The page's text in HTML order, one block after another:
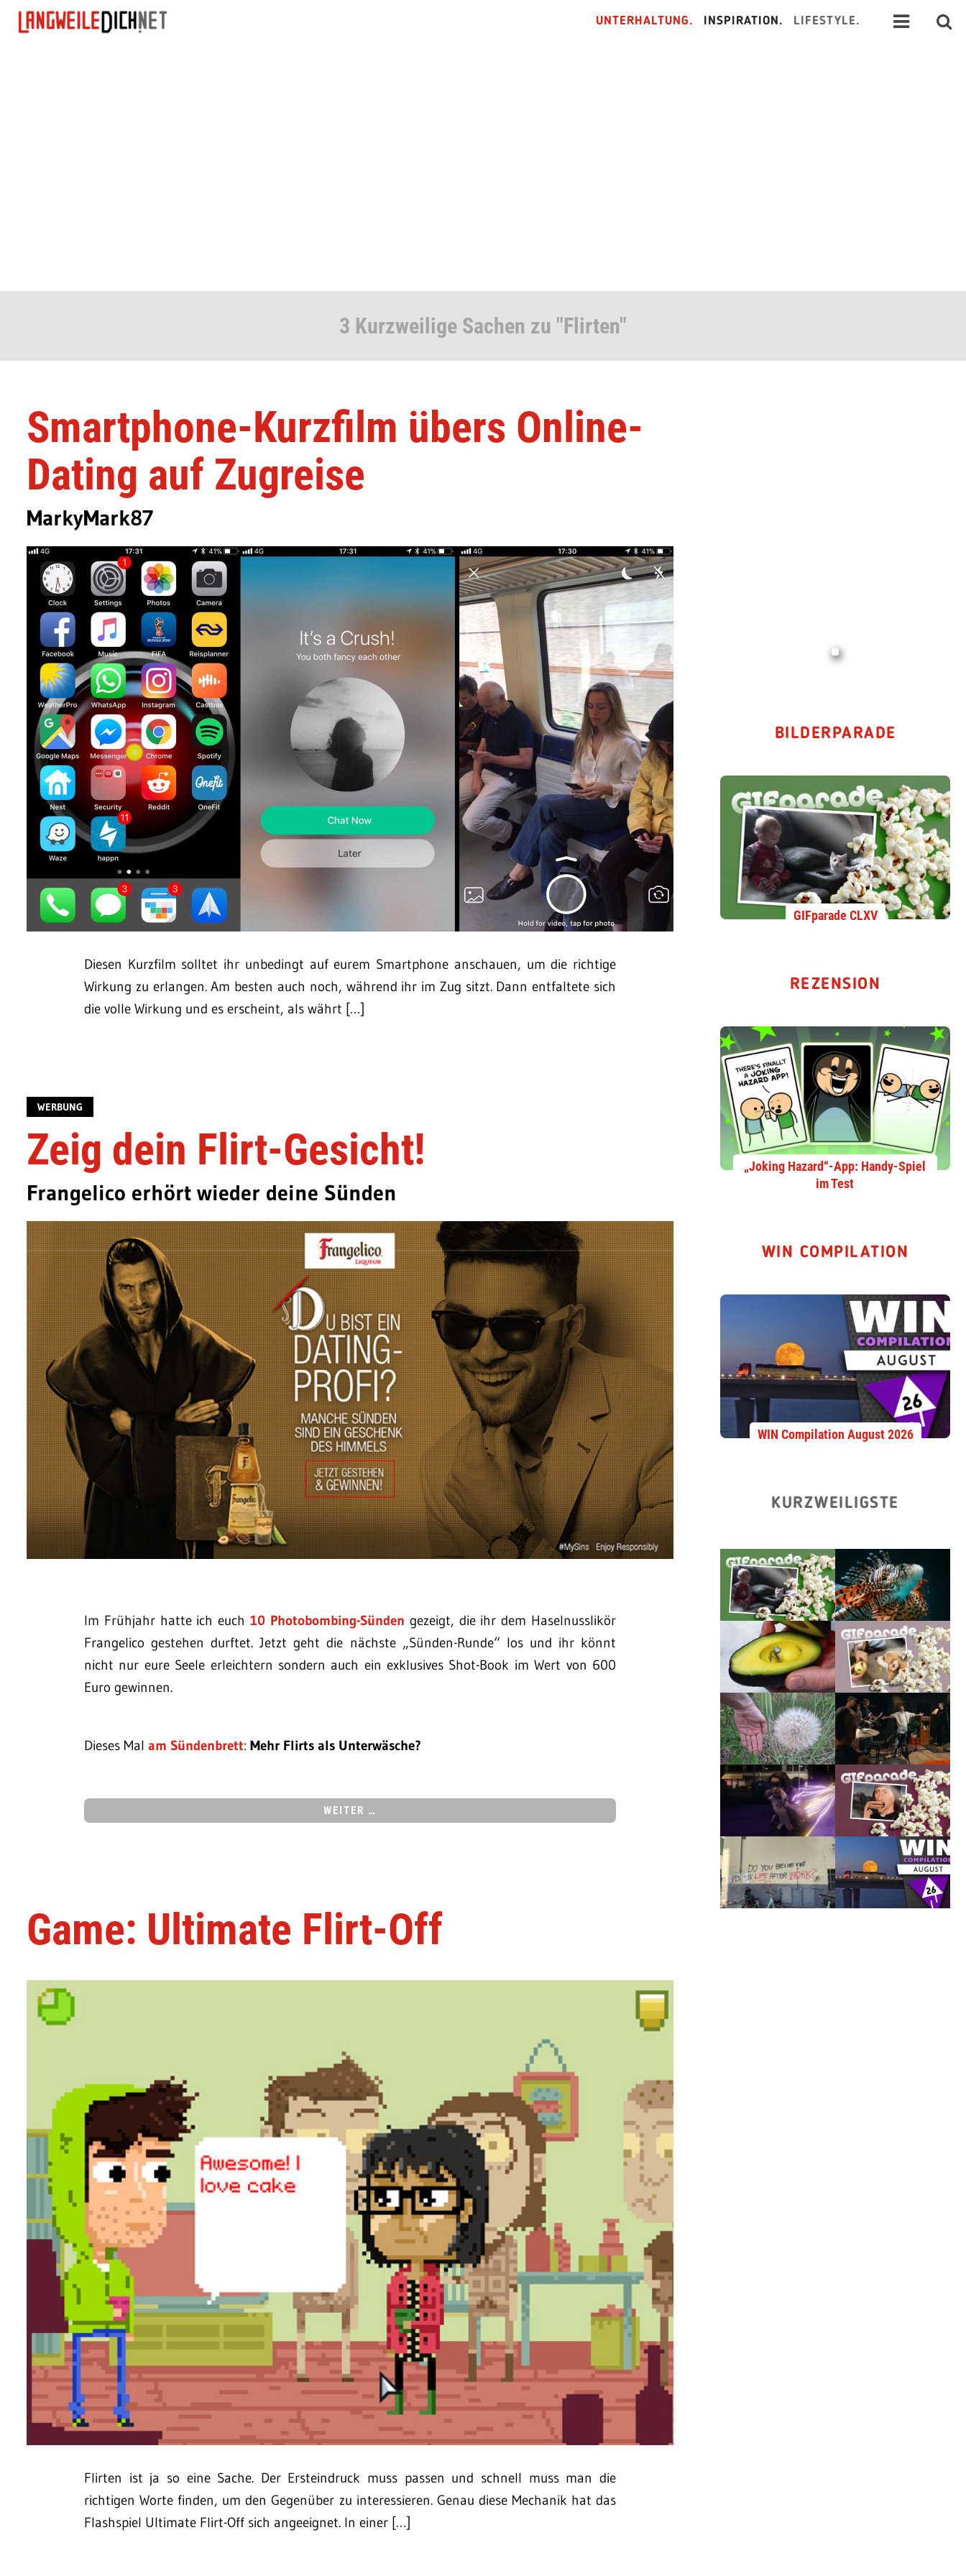
UNTERHALTUNG. INSPIRATION. LIFESTYLE.
3 Kurzweilige Sachen zu "Flirten"
Smartphone-Kurzfilm übers Online-
Dating auf Zugreise
MarkyMark87
Diesen Kurzfilm solltet ihr unbedingt auf eurem Smartphone anschauen, um die richtige
Wirkung zu erlangen. Am besten auch noch, während ihr im Zug sitzt. Dann entfaltete sich
die volle Wirkung und es erscheint, als währt […]
WERBUNG
Zeig dein Flirt-Gesicht!
Frangelico erhört wieder deine Sünden
Im Frühjahr hatte ich euch10 Photobombing-Sünden gezeigt, die ihr dem Haselnusslikör
Frangelico gestehen durftet. Jetzt geht die nächste „Sünden-Runde“ los und ihr könnt
nicht nur eure Seele erleichtern sondern auch ein exklusives Shot-Book im Wert von 600
Euro gewinnen.
Dieses Mal am Sündenbrett: Mehr Flirts als Unterwäsche?
WEITER …
Game: Ultimate Flirt-Off
Flirten ist ja so eine Sache. Der Ersteindruck muss passen und schnell muss man die
richtigen Worte finden, um den Gegenüber zu interessieren. Genau diese Mechanik hat das
Flashspiel Ultimate Flirt-Off sich angeeignet. In einer […]
BILDERPARADE
GIFparade CLXV
REZENSION
„Joking Hazard“-App: Handy-Spiel
im Test
WIN COMPILATION
WIN Compilation August 2026
KURZWEILIGSTE